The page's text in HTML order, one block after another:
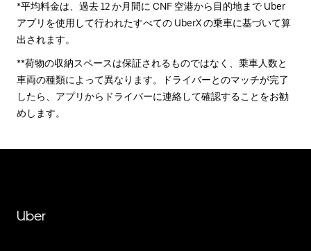
*平均料金は、過去 12 か月間に CNF 空港から目的地まで Uber
アプリを使用して行われたすべての UberX の乗車に基づいて算
出されます。
**荷物の収納スペースは保証されるものではなく、乗車人数と
車両の種類によって異なります。ドライバーとのマッチが完了
したら、アプリからドライバーに連絡して確認することをお勧
めします。
Uber